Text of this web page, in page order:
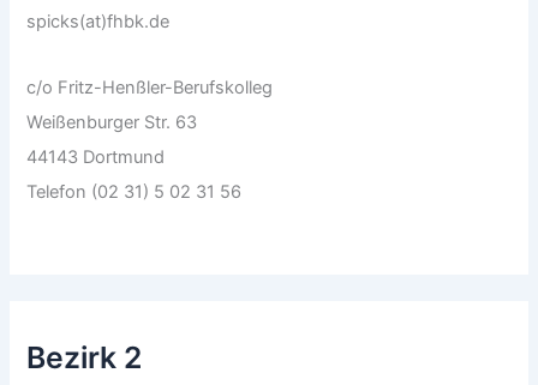
spicks(at)fhbk.de
c/o Fritz-Henßler-Berufskolleg
Weißenburger Str. 63
44143 Dortmund
Telefon (02 31) 5 02 31 56
Bezirk 2